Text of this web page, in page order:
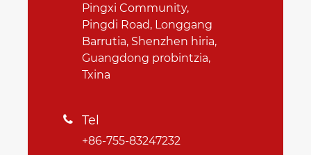
Pingxi Community,
Pingdi Road, Longgang
Barrutia, Shenzhen hiria,
Guangdong probintzia,
Txina
 Tel
+86-755-83247232